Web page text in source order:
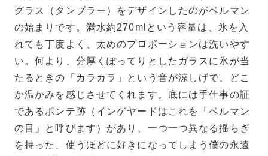
グラス（タンブラー）をデザインしたのがベルマン
の始まりです。満水約270mlという容量は、氷を入
れても丁度よく、太めのプロポーションは洗いやす
い。何より、分厚くぽってりとしたガラスに氷が当
たるときの「カラカラ」という音が涼しげで、どこ
か温かみを感じさせてくれます。底には手仕事の証
であるポンテ跡（インゲヤードはこれを「ベルマン
の目」と呼びます）があり、一つ一つ異なる揺らぎ
を持った、使うほどに好きになってしまう僕の永遠